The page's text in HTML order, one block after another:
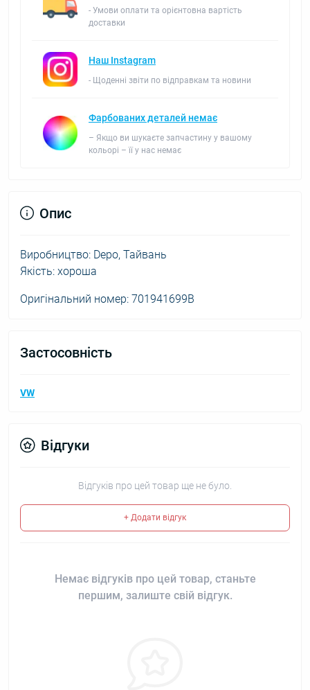
- Умови оплати та орієнтовна вартість
доставки
Наш Instagram
- Щоденні звіти по відправкам та новини
Фарбованих деталей немає
– Якщо ви шукаєте запчастину у вашому
кольорі – її у нас немає
Опис
Виробництво: Depo, Тайвань
Якість: хороша
Оригінальний номер: 701941699B
Застосовність
VW
Відгуки
Відгуків про цей товар ще не було.
+ Додати відгук
Немає відгуків про цей товар, станьте
першим, залиште свій відгук.